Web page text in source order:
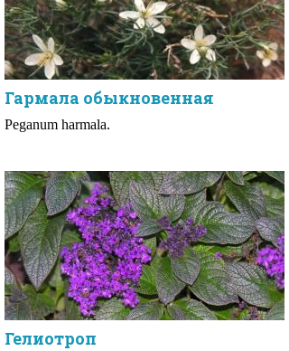
Гармала обыкновенная
Peganum harmala.
Гелиотроп